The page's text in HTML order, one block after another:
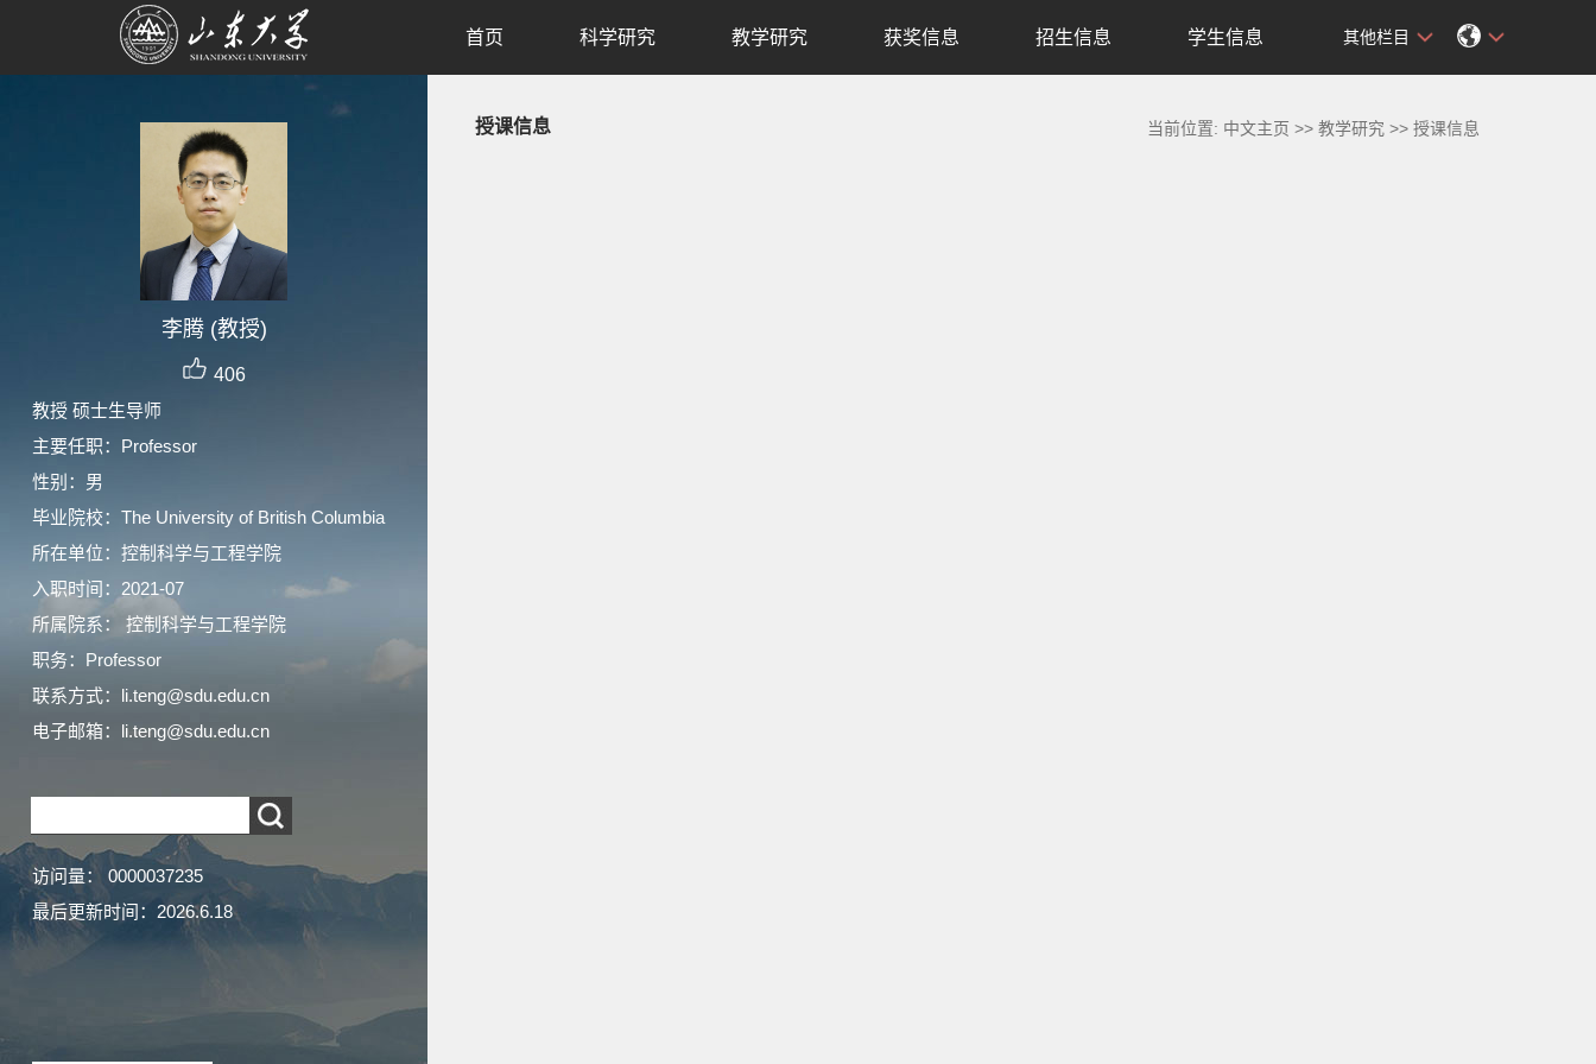
李腾 (教授)
406
教授 硕士生导师
主要任职：Professor
性别：男
毕业院校：The University of British Columbia
所在单位：控制科学与工程学院
入职时间：2021-07
所属院系： 控制科学与工程学院
职务：Professor
联系方式： li.teng@sdu.edu.cn
电子邮箱： li.teng@sdu.edu.cn
访问量： 0000037235
最后更新时间： 2026.6.18
首页 科学研究 教学研究 获奖信息 招生信息 学生信息 其他栏目
授课信息 当前位置: 中文主页 >>教学研究 >>授课信息